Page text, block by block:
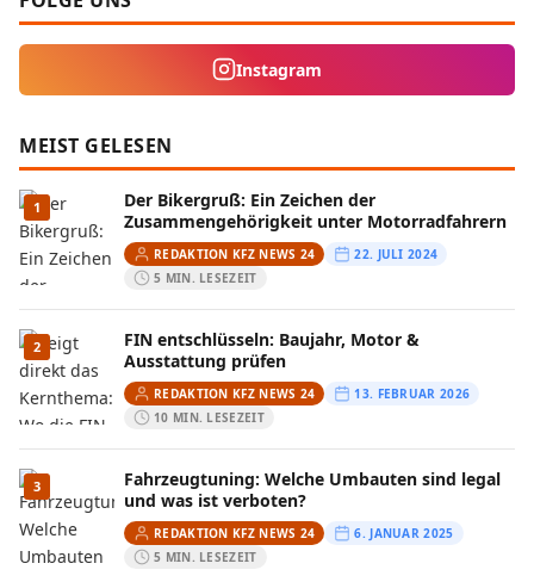
Instagram
MEIST GELESEN
1
Der Bikergruß: Ein Zeichen der
Zusammengehörigkeit unter Motorradfahrern
REDAKTION KFZ NEWS 24
22. JULI 2024
5 MIN. LESEZEIT
2
FIN entschlüsseln: Baujahr, Motor &
Ausstattung prüfen
REDAKTION KFZ NEWS 24
13. FEBRUAR 2026
10 MIN. LESEZEIT
3
Fahrzeugtuning: Welche Umbauten sind legal
und was ist verboten?
REDAKTION KFZ NEWS 24
6. JANUAR 2025
5 MIN. LESEZEIT